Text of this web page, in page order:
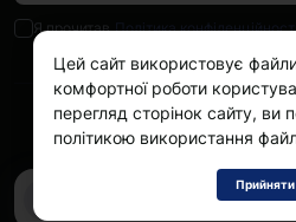
0
Я прочитав Політика
Kokos.com.ua
Цей сайт використовує
комфортної роботи
перегляд сторінок сайту, ви
політикою використання
Прийняти